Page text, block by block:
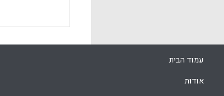
עמוד הבית
אודות